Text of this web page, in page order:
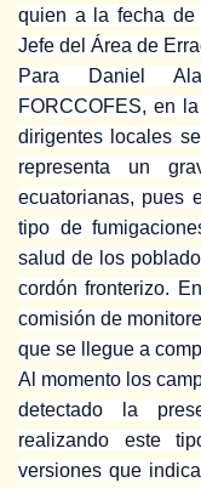
quien a la fecha de
Jefe del Área de
Para Daniel
FORCCOFES, en
dirigentes locales
representa un
ecuatorianas, pues
tipo de
salud de los
cordón fronterizo.
comisión de
que se llegue a
Al momento los
detectado la
realizando este
versiones que